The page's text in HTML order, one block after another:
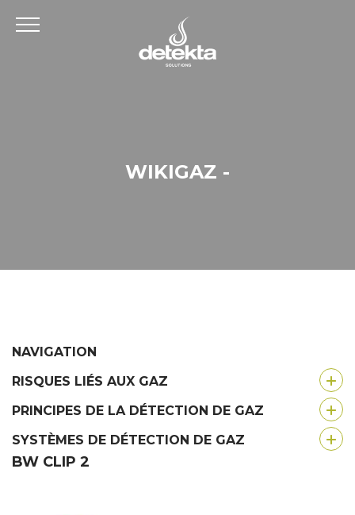
WIKIGAZ -
NAVIGATION
RISQUES LIÉS AUX GAZ
PRINCIPES DE LA DÉTECTION DE GAZ
SYSTÈMES DE DÉTECTION DE GAZ
BW CLIP 2